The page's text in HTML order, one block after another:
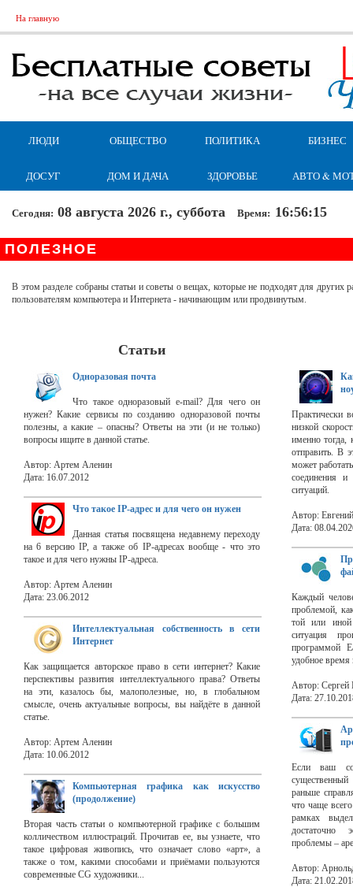
На главную
ЛЮДИ ОБЩЕСТВО ПОЛИТИКА БИЗНЕС
ДОСУГ ДОМ И ДАЧА ЗДОРОВЬЕ АВТО &
Сегодня: 08 августа 2026 г., суббота Время: 16:56:16
ПОЛЕЗНОЕ
В этом разделе собраны статьи и советы о вещах, которые не подходят для других
пользователям компьютера и Интернета - начинающим или продвинутым.
Статьи
Одноразовая почта
Что такое одноразовый e-mail? Для чего он
нужен? Какие сервисы по созданию одноразовой почты
полезны, а какие – опасны? Ответы на эти (и не только)
вопросы ищите в данной статье.
Автор: Артем Аленин
Дата: 16.07.2012
Что такое IP-адрес и для чего он нужен
Данная статья посвящена недавнему переходу
на 6 версию IP, а также об IP-адресах вообще - что это
такое и для чего нужны IP-адреса.
Автор: Артем Аленин
Дата: 23.06.2012
Интеллектуальная собственность в сети
Интернет
Как защищается авторское право в сети интернет? Какие
перспективы развития интеллектуального права? Ответы
на эти, казалось бы, малополезные, но, в глобальном
смысле, очень актуальные вопросы, вы найдёте в данной
статье.
Автор: Артем Аленин
Дата: 10.06.2012
Компьютерная графика как искусство
(продолжение)
Вторая часть статьи о компьютерной графике с большим
колличеством иллюстраций. Прочитав ее, вы узнаете, что
такое цифровая живопись, что означает слово «арт», а
также о том, какими способами и приёмами пользуются
современные CG художники...
Практически
низкой
именно тогда,
отправить. В
может
соединения и
ситуаций.
Автор:
Дата:
Каждый
проблемой,
той или
ситуация
программой
удобное время
Автор: Сергей
Дата:
Если ваш
раньше
что чаще
рамках
достаточно
проблемы –
Автор:
Дата: